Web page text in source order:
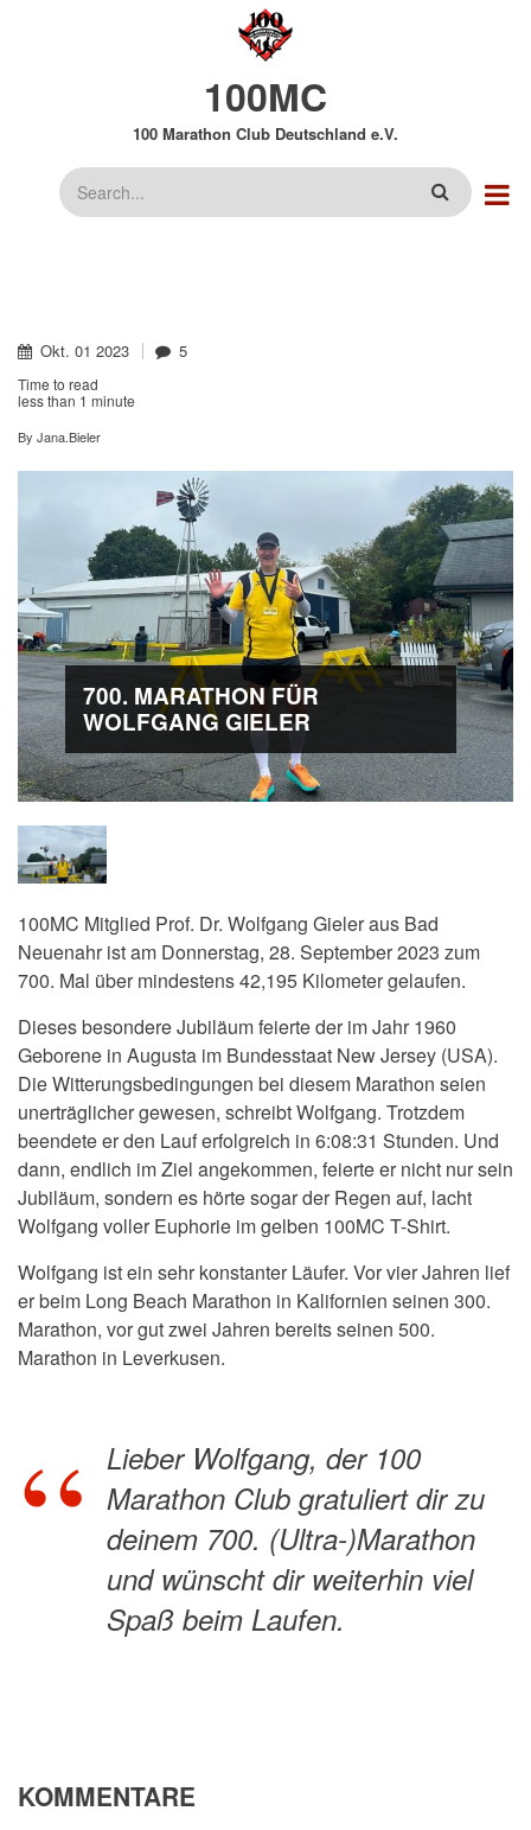
100MC
100 Marathon Club Deutschland e.V.
Suche
Okt. 01 2023 5
Time to read
less than 1 minute
By Jana.Bieler
700. MARATHON FÜR
WOLFGANG GIELER
100MC Mitglied Prof. Dr. Wolfgang Gieler aus Bad
Neuenahr ist am Donnerstag, 28. September 2023 zum
700. Mal über mindestens 42,195 Kilometer gelaufen.
Dieses besondere Jubiläum feierte derim Jahr 1960
Geborene in Augusta im Bundesstaat New Jersey (USA).
Die Witterungsbedingungen bei diesem Marathon seien
unerträglicher gewesen, schreibt Wolfgang. Trotzdem
beendete er den Lauf erfolgreich in 6:08:31 Stunden. Und
dann, endlich im Ziel angekommen, feierte er nicht nur sein
Jubiläum, sondern es hörte sogar der Regen auf, lacht
Wolfgang voller Euphorie im gelben 100MC T-Shirt.
Wolfgang ist ein sehr konstanter Läufer. Vor vier Jahren lief
er beim Long Beach Marathon in Kalifornien seinen 300.
Marathon, vor gut zwei Jahren bereits seinen 500.
Marathon in Leverkusen.
Lieber Wolfgang, der 100
Marathon Club gratuliert dir zu
deinem 700. (Ultra-)Marathon
und wünscht dir weiterhin viel
Spaß beim Laufen.
KOMMENTARE